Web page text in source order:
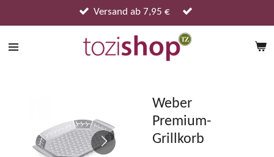
Hauptinhalt
springen
Versand ab 7,95 €
Weber
Premium-
Grillkorb